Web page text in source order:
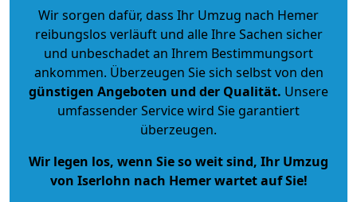
Wir sorgen dafür, dass Ihr Umzug nach Hemer
reibungslos verläuft und alle Ihre Sachen sicher
und unbeschadet an Ihrem Bestimmungsort
ankommen. Überzeugen Sie sich selbst von den
günstigen Angeboten und der Qualität. Unsere
umfassender Service wird Sie garantiert
überzeugen.
Wir legen los, wenn Sie so weit sind, Ihr Umzug
von Iserlohn nach Hemer wartet auf Sie!